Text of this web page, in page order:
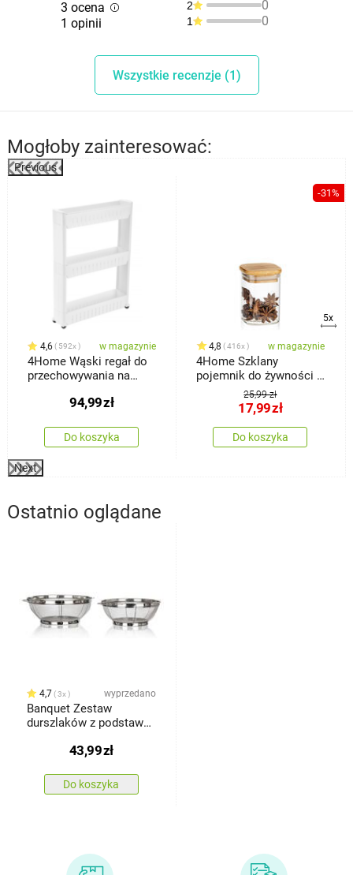
3 ocena
1 opinii
2 0
1 0
Wszystkie recenzje (1)
Mogłoby zainteresować:
Previous
4,6 592x w magazynie
4Home Wąski regał do
przechowywania na
94,99zł
Do koszyka
-31%
5x
4,8 416x w magazynie
4Home Szklany
pojemnik do żywności z
wiekiem Bamboo, 170
25,99 zł
17,99zł
Do koszyka
Next
Ostatnio oglądane
4,7 3x wyprzedano
Banquet Zestaw
durszlaków z podstawą
43,99zł
Do koszyka